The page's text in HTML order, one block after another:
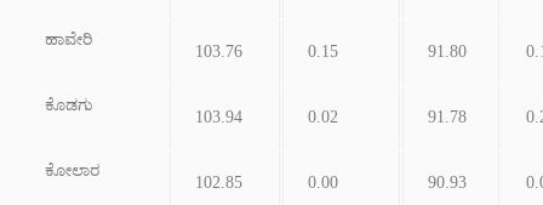
ಹಾವೇರಿ
103.76 0.15 91.80
ಕೊಡಗು
103.94 0.02 91.78
ಕೋಲಾರ
102.85 0.00 90.93